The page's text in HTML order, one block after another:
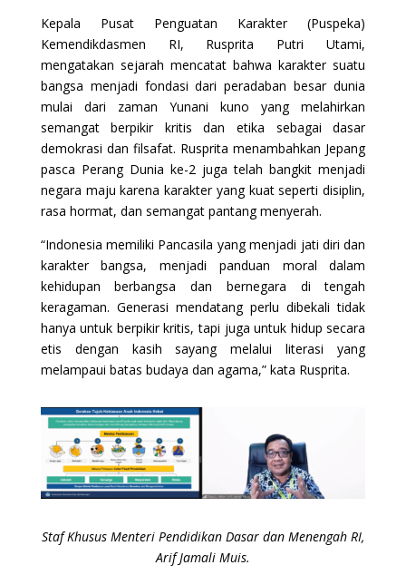
Kepala Pusat Penguatan Karakter (Puspeka)
Kemendikdasmen RI, Rusprita Putri Utami,
mengatakan sejarah mencatat bahwa karakter suatu
bangsa menjadi fondasi dari peradaban besar dunia
mulai dari zaman Yunani kuno yang melahirkan
semangat berpikir kritis dan etika sebagai dasar
demokrasi dan filsafat. Rusprita menambahkan Jepang
pasca Perang Dunia ke-2 juga telah bangkit menjadi
negara maju karena karakter yang kuat seperti disiplin,
rasa hormat, dan semangat pantang menyerah.
“Indonesia memiliki Pancasila yang menjadi jati diri dan
karakter bangsa, menjadi panduan moral dalam
kehidupan berbangsa dan bernegara di tengah
keragaman. Generasi mendatang perlu dibekali tidak
hanya untuk berpikir kritis, tapi juga untuk hidup secara
etis dengan kasih sayang melalui literasi yang
melampaui batas budaya dan agama,” kata Rusprita.
Staf Khusus Menteri Pendidikan Dasar dan Menengah RI,
Arif Jamali Muis.